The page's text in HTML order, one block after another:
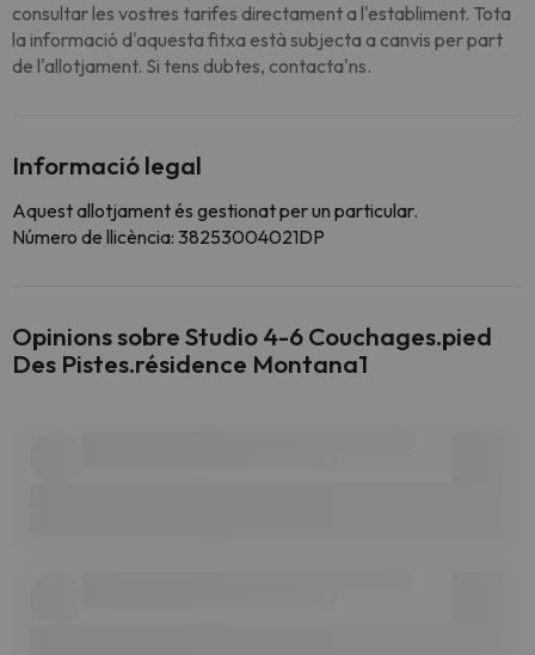
consultar les vostres tarifes directament a l'establiment. Tota
la informació d'aquesta fitxa està subjecta a canvis per part
de l'allotjament. Si tens dubtes, contacta'ns.
Informació legal
Aquest allotjament és gestionat per un particular.
Número de llicència: 38253004021DP
Opinions sobre Studio 4-6 Couchages.pied
Des Pistes.résidence Montana1